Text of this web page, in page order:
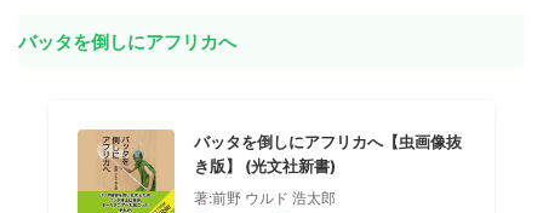
バッタを倒しにアフリカへ
バッタを倒しにアフリカへ【虫画像抜
き版】 (光文社新書)
著:前野 ウルド 浩太郎